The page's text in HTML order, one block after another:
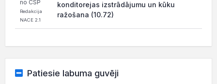
no CSP
Redakcija
NACE 2.1
konditorejas izstrādājumu un kūku
ražošana (10.72)
Patiesie labuma guvēji